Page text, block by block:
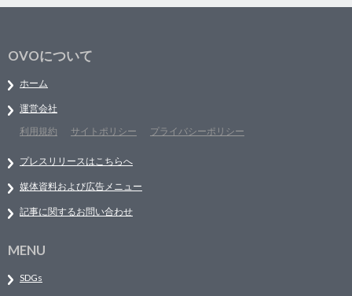
OVOについて
ホーム
運営会社
利用規約
サイトポリシー プライバシーポリシー
プレスリリースはこちらへ
媒体資料および広告メニュー
記事に関するお問い合わせ
MENU
SDGs